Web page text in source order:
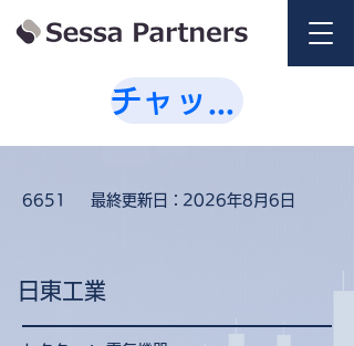
6651 最終更新日： 2026年8月6日
日東工業